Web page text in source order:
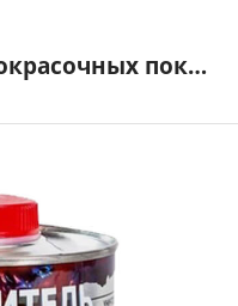
52 (гель) 0,85кг СПб ВЕРШИНА